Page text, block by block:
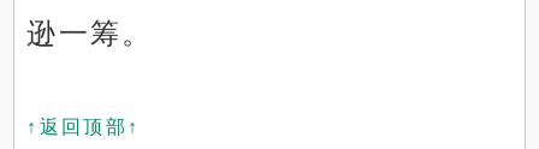
逊一筹。
↑返回顶部↑